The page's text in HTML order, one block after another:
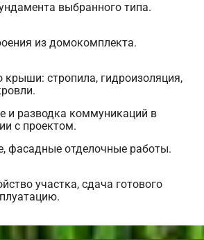
выбранного типа.
из домокомплекта.
крыши: стропила, гидроизоляция,
и разводка коммуникаций в
с проектом.
фасадные отделочные работы.
участка, сдача готового